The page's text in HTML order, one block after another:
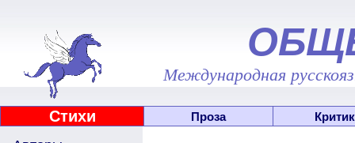
Международная
Стихи Проза